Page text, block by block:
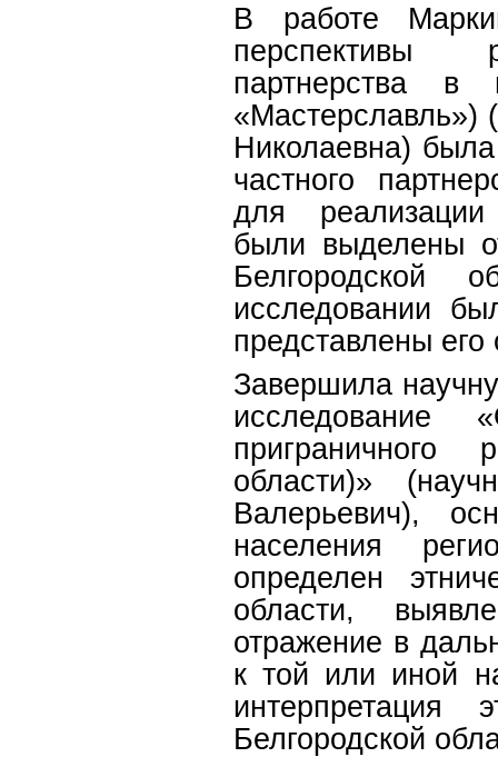
В работе
перспективы
партнерства в
«Мастерславль»)
Николаевна)
частного
для реализации
были выделены
Белгородской
исследовании
представлены его
Завершила
исследование
области)»
Валерьевич),
населения
определен
области,
отражение в
к той или иной
интерпретация
Белгородской